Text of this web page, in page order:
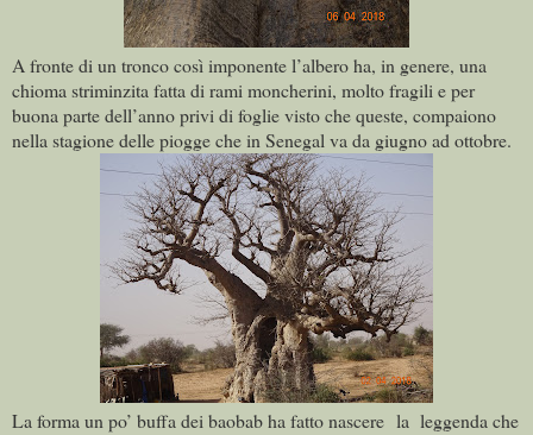
A fronte di un tronco così imponente l’albero ha, in genere, una
chioma striminzita fatta di rami moncherini, molto fragili e per
buona parte dell’anno privi di foglie visto che queste, compaiono
nella stagione delle piogge che in Senegal va da giugno ad ottobre.
La forma un po’ buffa dei baobab ha fatto nascere la leggenda che